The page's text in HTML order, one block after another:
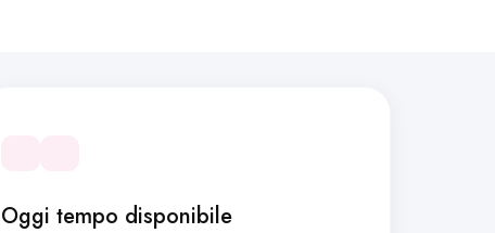
Oggi tempo disponibile